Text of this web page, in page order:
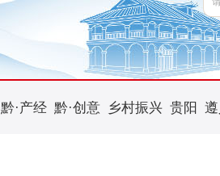
黔·产经 黔·创意 乡村振兴 贵阳 遵